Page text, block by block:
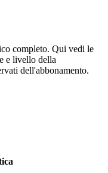
completo. Qui vedi le
e livello della
dell'abbonamento.